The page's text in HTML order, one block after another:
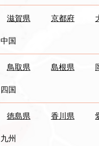
滋賀県 京都府
中国
鳥取県 島根県
​四国
徳島県 香川県
九州